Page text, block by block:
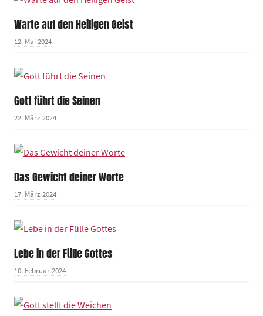
Warte auf den Heiligen Geist
12. Mai 2024
Gott führt die Seinen
22. März 2024
Das Gewicht deiner Worte
17. März 2024
Lebe in der Fülle Gottes
10. Februar 2024